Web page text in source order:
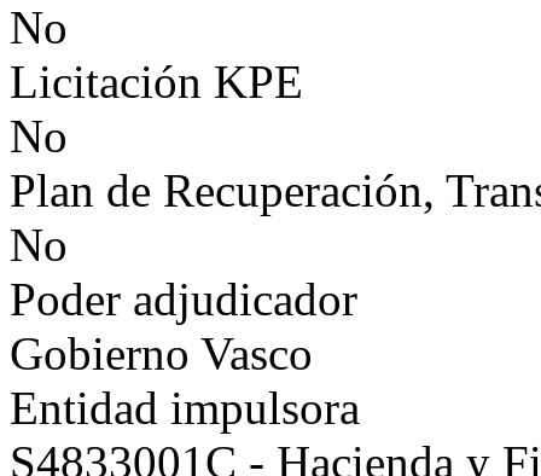
No
Licitación KPE
No
Plan de Recuperación,
No
Poder adjudicador
Gobierno Vasco
Entidad impulsora
S4833001C - Hacienda y